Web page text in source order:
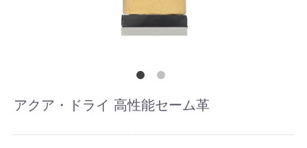
アクア・ドライ 高性能セーム革